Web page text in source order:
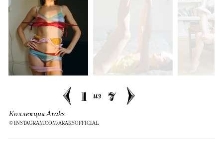
1 из 7
Коллекция Araks
© INSTAGRAM.COM/ARAKSOFFICIAL